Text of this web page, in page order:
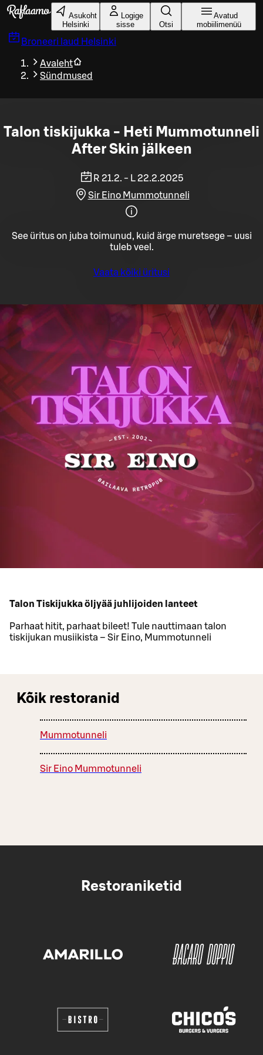
Liigu peamise sisu juurde
Asukoht
Helsinki
Logige
sisse
Otsi
Avatud
mobiilimenüü
Broneeri laud Helsinki
Avaleht
Sündmused
Talon tiskijukka - Heti Mummotunneli
After Skin jälkeen
R 21.2. - L 22.2.2025
Sir Eino Mummotunneli
See üritus on juba toimunud, kuid ärge muretsege – uusi
tuleb veel.
Vaata kõiki üritusi
Talon Tiskijukka öljyää juhlijoiden lanteet
Parhaat hitit, parhaat bileet! Tule nauttimaan talon
tiskijukan musiikista – Sir Eino, Mummotunneli
Kõik restoranid
Mummotunneli
Sir Eino Mummotunneli
Restoraniketid